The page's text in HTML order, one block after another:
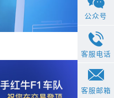
公众号
客服电话
客服邮箱